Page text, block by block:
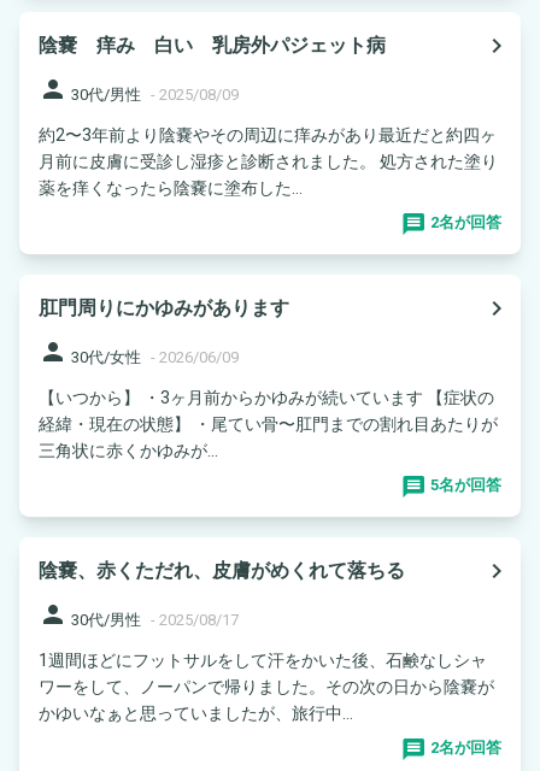
陰嚢 痒み 白い 乳房外パジェット病
navigate_next
person 30代/男性 - 2025/08/09
約2〜3年前より陰嚢やその周辺に痒みがあり最近だと約四ヶ
月前に皮膚に受診し湿疹と診断されました。 処方された塗り
薬を痒くなったら陰嚢に塗布した...
2名が回答
肛門周りにかゆみがあります
navigate_next
person 30代/女性 - 2026/06/09
【いつから】 ・3ヶ月前からかゆみが続いています 【症状の
経緯・現在の状態】 ・尾てい骨〜肛門までの割れ目あたりが
三角状に赤くかゆみが...
5名が回答
陰嚢、赤くただれ、皮膚がめくれて落ちる
navigate_next
person 30代/男性 - 2025/08/17
1週間ほどにフットサルをして汗をかいた後、石鹸なしシャ
ワーをして、ノーパンで帰りました。その次の日から陰嚢が
かゆいなぁと思っていましたが、旅行中...
2名が回答